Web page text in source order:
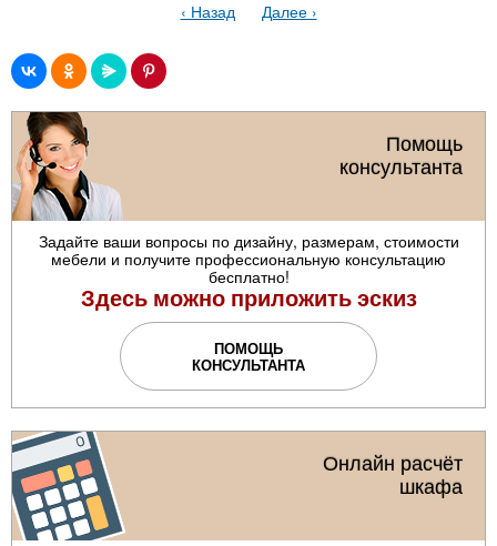
‹ Назад Далее ›
Помощь
консультанта
Задайте ваши вопросы по дизайну, размерам, стоимости
мебели и получите профессиональную консультацию
бесплатно!
Здесь можно приложить эскиз
ПОМОЩЬ
КОНСУЛЬТАНТА
Онлайн расчёт
шкафа